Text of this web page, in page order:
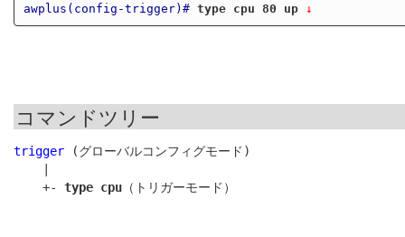
awplus(config-trigger)# type cpu 80 up ↓
コマンドツリー
trigger (グローバルコンフィグモード)
    +-
type cpu